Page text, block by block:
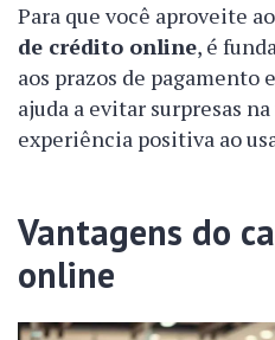
Para que você aproveite
de crédito online, é
aos prazos de pagamento
ajuda a evitar surpresas
experiência positiva ao
Vantagens do
online